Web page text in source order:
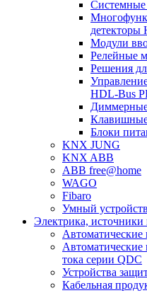
Системные
детекторы
Модули
Релейные
Решения
HDL-Bus
Блоки
KNX JUNG
KNX ABB
ABB free@home
WAGO
Fibaro
Умный
Электрика, источники
Автоматические
тока серии QDC
Устройства
Кабельная